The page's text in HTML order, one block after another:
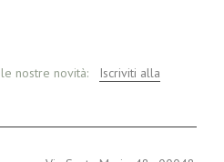
nostre novità:
Iscriviti alla